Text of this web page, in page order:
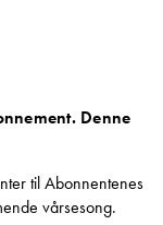
Denne
til Abonnentenes
vårsesong.